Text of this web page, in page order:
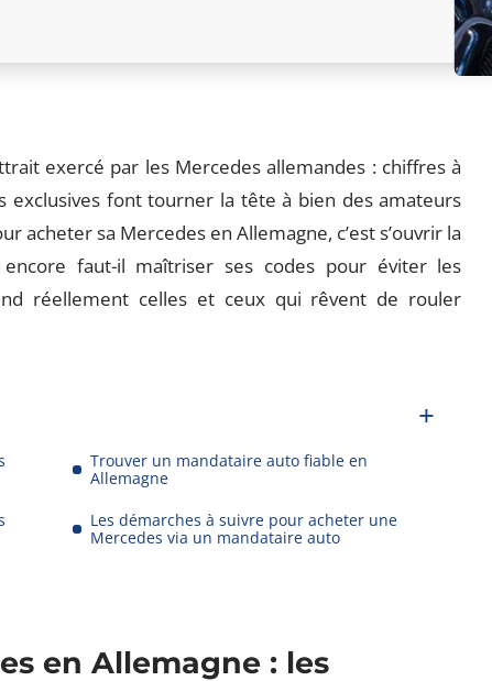
exercé par les Mercedes allemandes : chiffres à
exclusives font tourner la tête à bien des amateurs
acheter sa Mercedes en Allemagne, c’est s’ouvrir la
faut-il maîtriser ses codes pour éviter les
réellement celles et ceux qui rêvent de rouler
Trouver un mandataire auto fiable en
Allemagne
Les démarches à suivre pour acheter une
Mercedes via un mandataire auto
en Allemagne : les